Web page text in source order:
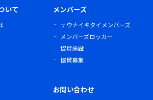
いて メンバーズ
サウナイキタイメンバーズ
メンバーズロッカー
協賛施設
協賛募集
お問い合わせ